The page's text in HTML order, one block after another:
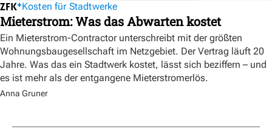
Kosten für Stadtwerke
Mieterstrom: Was das Abwarten kostet
Ein Mieterstrom-Contractor unterschreibt mit der größten
Wohnungsbaugesellschaft im Netzgebiet. Der Vertrag läuft 20
Jahre. Was das ein Stadtwerk kostet, lässt sich beziffern – und
es ist mehr als der entgangene Mieterstromerlös.
Anna Gruner